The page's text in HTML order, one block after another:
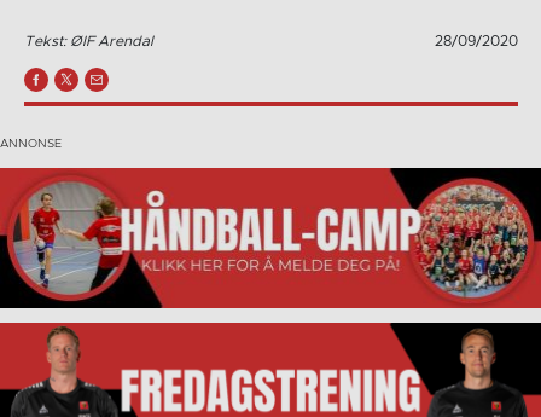
Tekst: ØIF Arendal 28/09/2020